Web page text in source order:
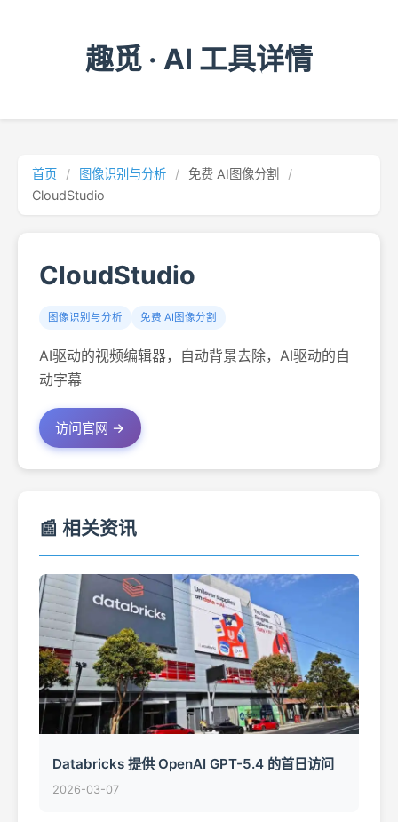
趣觅 · AI 工具详情
首页 / 图像识别与分析 / 免费 AI图像分割
/
CloudStudio
CloudStudio
图像识别与分析 免费 AI图像分割
AI驱动的视频编辑器，自动背景去除，AI驱动的自
动字幕
访问官网 →
📰 相关资讯
Databricks 提供 OpenAI GPT-5.4 的首日访问
2026-03-07